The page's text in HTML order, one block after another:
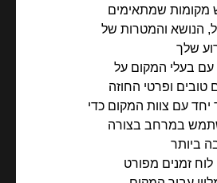
מקומות שמתאימים
הנושא והמטרות של
שלך
בעלי המקום על
טובים ופרטי החוזה
יחד עם צוות המקום כדי
במרחב בצורה
ביותר
לוח זמנים מפורט